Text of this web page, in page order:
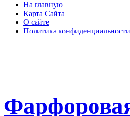
На главную
Карта Сайта
О сайте
Политика конфиденциальности